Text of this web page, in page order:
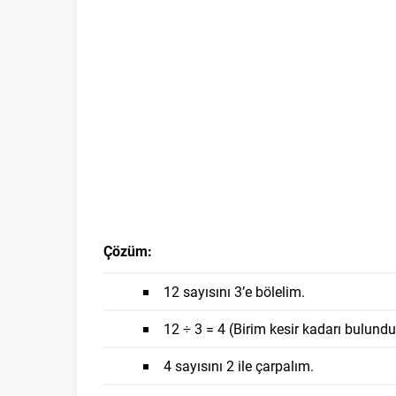
Çözüm:
12 sayısını 3’e bölelim.
12 ÷ 3 = 4 (Birim kesir kadarı
4 sayısını 2 ile çarpalım.